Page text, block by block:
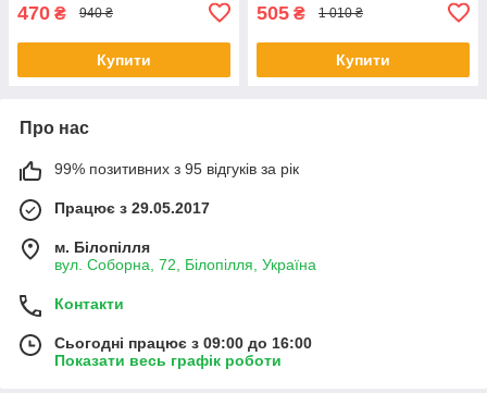
470 ₴ 940 ₴
Купити
505 ₴ 1 010 ₴
Купити
Про нас
99% позитивних з 95 відгуків за рік
Працює з 29.05.2017
м. Білопілля
вул. Соборна, 72, Білопілля, Україна
Контакти
Сьогодні працює з 09:00 до 16:00
Показати весь графік роботи